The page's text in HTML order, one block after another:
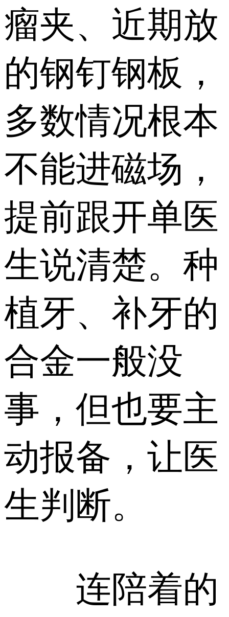
瘤夹、近期放
的钢钉钢板，
多数情况根本
不能进磁场，
提前跟开单医
生说清楚。种
植牙、补牙的
合金一般没
事，但也要主
动报备，让医
生判断。
连陪着的